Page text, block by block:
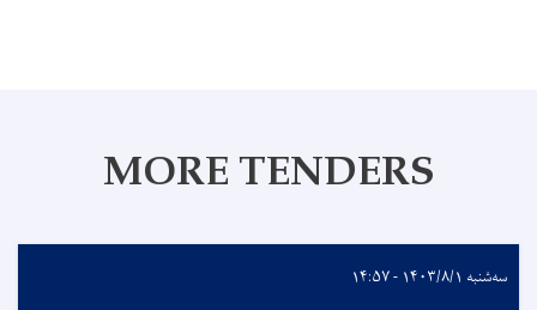
MORE TENDERS
سه‌شنبه ۱۴۰۳/۸/۱ - ۱۴:۵۷